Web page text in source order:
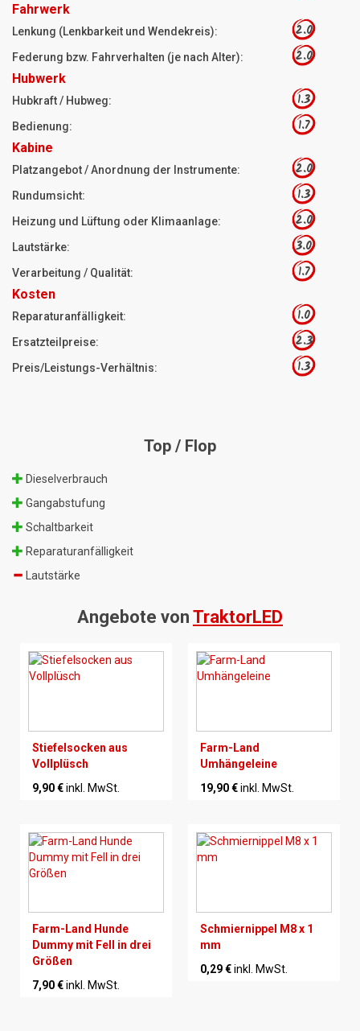
Fahrwerk
Lenkung (Lenkbarkeit und Wendekreis): 2.0
Federung bzw. Fahrverhalten (je nach Alter): 2.0
Hubwerk
Hubkraft / Hubweg: 1.3
Bedienung: 1.7
Kabine
Platzangebot / Anordnung der Instrumente: 2.0
Rundumsicht: 1.3
Heizung und Lüftung oder Klimaanlage: 2.0
Lautstärke: 3.0
Verarbeitung / Qualität: 1.7
Kosten
Reparaturanfälligkeit: 1.0
Ersatzteilpreise: 2.3
Preis/Leistungs-Verhältnis: 1.3
Top / Flop
Dieselverbrauch
Gangabstufung
Schaltbarkeit
Reparaturanfälligkeit
Lautstärke
Angebote von TraktorLED
Stiefelsocken aus
Vollplüsch
9,90 €inkl. MwSt.
Farm-Land
Umhängeleine
19,90 €inkl. MwSt.
Farm-Land Hunde
Dummy mit Fell in drei
Größen
7,90 €inkl. MwSt.
Schmiernippel M8 x 1
mm
0,29 €inkl. MwSt.